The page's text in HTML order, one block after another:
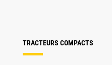
TRACTEURS COMPACTS